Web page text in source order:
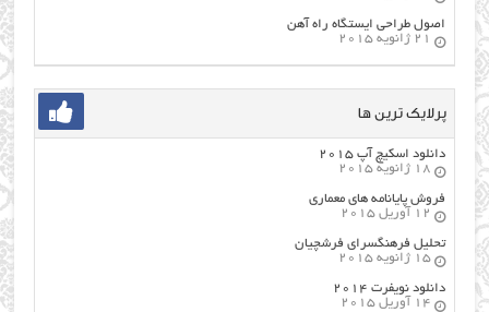
اصول طراحي ایستگاه راه آهن
21 ژانویه 2015
پرلایک ترین ها
دانلود اسکیچ آپ ۲۰۱۵
18 ژانویه 2015
فروش پایانامه های معماری
12 آوریل 2015
تحلیل فرهنگسرای فرشچیان
15 ژانویه 2015
دانلود نویفرت ۲۰۱۴
14 آوریل 2015